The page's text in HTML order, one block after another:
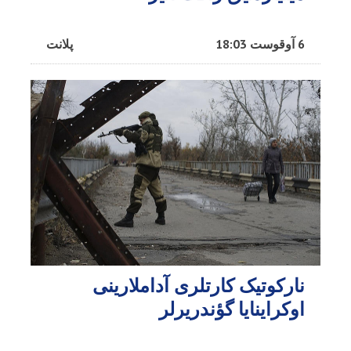
پلانت 6 آوقوست 18:03
نارکوتیک کارتلری آداملارینی
اوکراینایا گؤندریرلر